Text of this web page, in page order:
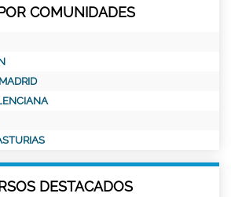
COMUNIDADES
DESTACADOS